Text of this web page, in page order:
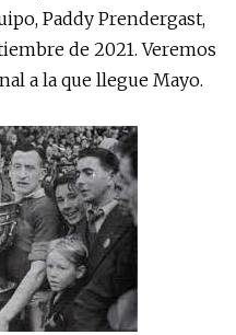
Paddy Prendergast,
de 2021. Veremos
a la que llegue Mayo.